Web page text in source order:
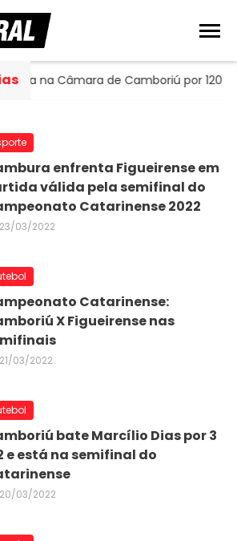
Câmara de Camboriú por 120 dias
enfrenta Figueirense em
válida pela semifinal do
Catarinense 2022
23/03/2022
Catarinense:
X Figueirense nas
21/03/2022
bate Marcílio Dias por 3
e está na semifinal do
20/03/2022